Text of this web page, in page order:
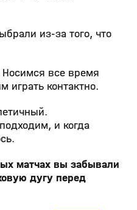
из-за того, что
все время
контактно.
и когда
матчах вы забывали
дугу перед